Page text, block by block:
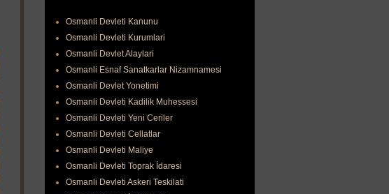
Osmanli Devleti Kanunu
Osmanli Devleti Kurumlari
Osmanli Devlet Alaylari
Osmanli Esnaf Sanatkarlar Nizamnamesi
Osmanli Devlet Yonetimi
Osmanli Devleti Kadilik Muhessesi
Osmanli Devleti Yeni Ceriler
Osmanli Devleti Cellatlar
Osmanli Devleti Maliye
Osmanli Devleti Toprak İdaresi
Osmanli Devleti Askeri Teskilati